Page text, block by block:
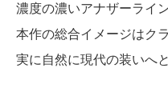
濃度の濃いアナザーライ
本作の総合イメージはク
実に自然に現代の装いへ